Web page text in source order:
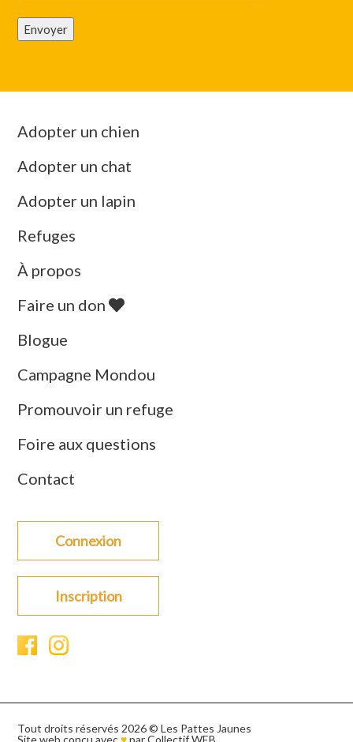
Envoyer
Adopter un chien
Adopter un chat
Adopter un lapin
Refuges
À propos
Faire un don
Blogue
Campagne Mondou
Promouvoir un refuge
Foire aux questions
Contact
Connexion
Inscription
Tout droits réservés 2026 © Les Pattes Jaunes
Site web conçu avec♥parCollectif WEB